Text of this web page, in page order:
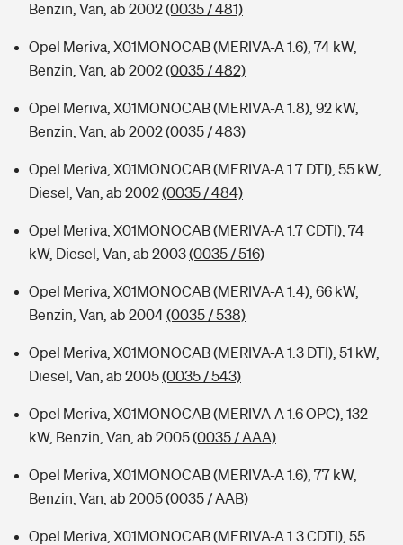
Sie haben Fragen?
Zur Übersicht
Kinderunfall-Check: Mehr Sicherheit für deine Kids
Typklassen: So ist Ihr Auto eingestuft
Sie haben Fragen?
Benzin, Van, ab 2002(0035 / 481)
Opel Meriva, X01MONOCAB (MERIVA-A 1.6), 74 kW,
Benzin, Van, ab 2002(0035 / 482)
Opel Meriva, X01MONOCAB (MERIVA-A 1.8), 92 kW,
Benzin, Van, ab 2002(0035 / 483)
Opel Meriva, X01MONOCAB (MERIVA-A 1.7 DTI), 55 kW,
Diesel, Van, ab 2002(0035 / 484)
Opel Meriva, X01MONOCAB (MERIVA-A 1.7 CDTI), 74
kW, Diesel, Van, ab 2003(0035 / 516)
Opel Meriva, X01MONOCAB (MERIVA-A 1.4), 66 kW,
Benzin, Van, ab 2004(0035 / 538)
Opel Meriva, X01MONOCAB (MERIVA-A 1.3 DTI), 51 kW,
Diesel, Van, ab 2005(0035 / 543)
Opel Meriva, X01MONOCAB (MERIVA-A 1.6 OPC), 132
kW, Benzin, Van, ab 2005(0035 / AAA)
Opel Meriva, X01MONOCAB (MERIVA-A 1.6), 77 kW,
Benzin, Van, ab 2005(0035 / AAB)
Opel Meriva, X01MONOCAB (MERIVA-A 1.3 CDTI), 55